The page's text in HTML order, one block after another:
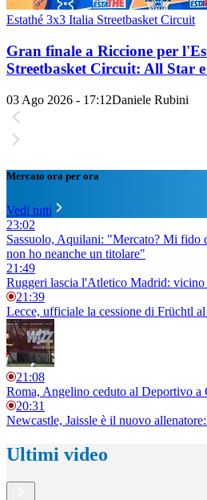
Estathé 3x3 Italia Streetbasket Circuit
Gran finale a Riccione per
Streetbasket Circuit: All Star
03 Ago 2026 - 17:12Daniele Rubini
Mercato ora per ora
Vedi tutti
23:02
Sassuolo, Aquilani: "Mercato? Mi fido
non ho neanche un titolare"
21:49
Ruggeri lascia l'Atletico Madrid:
21:39
Lecce, ufficiale la cessione di Früchtl
21:08
Roma, Angelino ceduto al Deportivo a
20:31
Newcastle, Jaissle è il nuovo
Ultimi video